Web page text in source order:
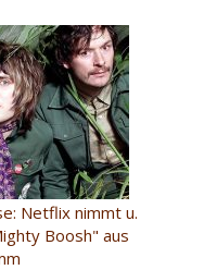
Netflix nimmt u.
Boosh" aus